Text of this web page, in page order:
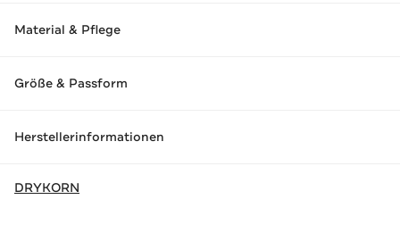
Material & Pflege
Größe & Passform
Herstellerinformationen
DRYKORN